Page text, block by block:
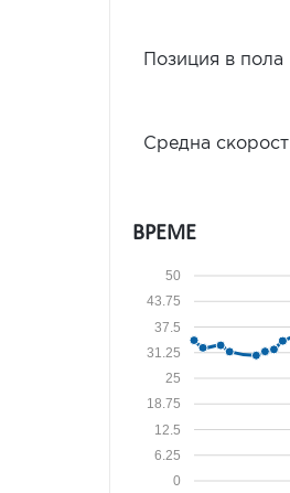
Позиция в пола
Средна скорост
ВРЕМЕ
0
6.25
12.5
18.75
25
31.25
37.5
43.75
50